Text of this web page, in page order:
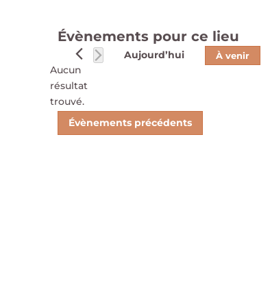
Évènements pour ce lieu
Notice
Aucun
résultat
trouvé.
Aujourd’hui À venir
Évènements précédents